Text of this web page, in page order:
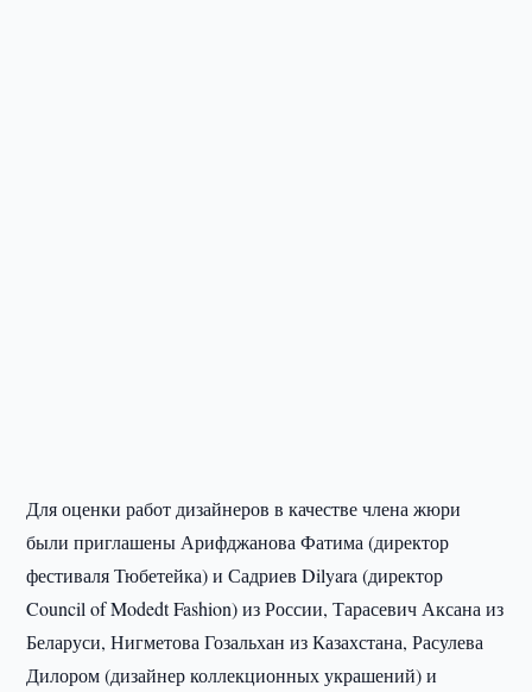
Для оценки работ дизайнеров в качестве члена жюри
были приглашены Арифджанова Фатима (директор
фестиваля Тюбетейка) и Садриев Dilyara (директор
Council of Modedt Fashion) из России, Тарасевич Аксана из
Беларуси, Нигметова Гозальхан из Казахстана, Расулева
Дилором (дизайнер коллекционных украшений) и